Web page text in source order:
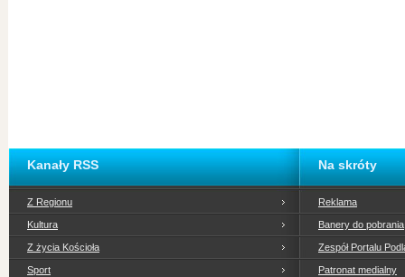
Kanały RSS
Z Regionu
Kultura
Z życia Kościoła
Sport
Na skróty
Reklama
Banery do pobrania
Zespół Portalu
Patronat medialny